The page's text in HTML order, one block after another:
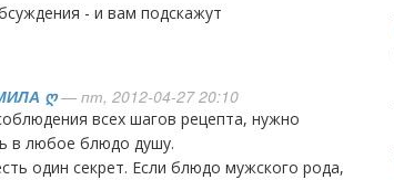
- и вам подскажут
ღ— пт, 2012-04-27 20:10
в любое блюдо душу.
один секрет. Если блюдо мужского рода,